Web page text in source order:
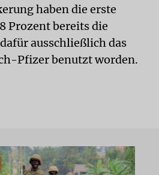
haben die erste
Prozent bereits die
ausschließlich das
Pfizer benutzt worden.